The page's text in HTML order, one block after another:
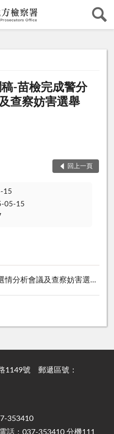
-苗檢完成警分
查察妨害選舉
回上一頁
15
05-15
及查察妨害選舉案件教育訓練新聞稿 .pdf
1149號 郵遞區號：
353410
話：037-353410 分機111